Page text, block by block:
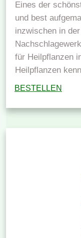
Eines der
und best
inzwischen in
für Heilpflanzen
Heilpflanzen
BESTELLEN